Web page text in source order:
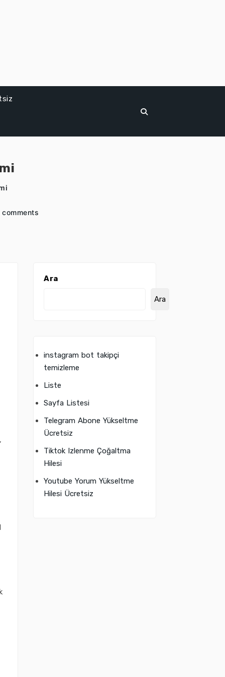
comments
Ara
Ara
instagram bot takipçi
temizleme
Liste
Sayfa Listesi
Telegram Abone Yükseltme
Ücretsiz
Tiktok Izlenme Çoğaltma
Hilesi
Youtube Yorum Yükseltme
Hilesi Ücretsiz